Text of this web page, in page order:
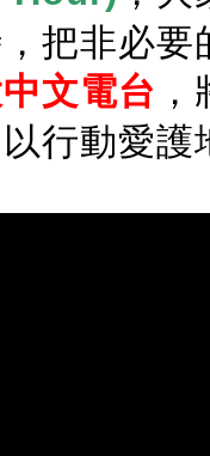
把非必
文電台
以行動愛護